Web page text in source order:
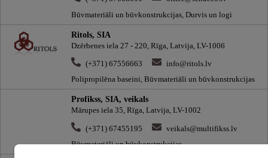
Būvmateriāli un būvkonstrukcijas, Durvis un logi
Ritols, SIA
Dzērbenes iela 27 - 220, Rīga, Latvija, LV-1006
(+371) 67556663
info@ritols.lv
Polipropilēna baseini, Būvmateriāli un būvkonstrukcijas
Profikss, SIA, veikals
Mārupes iela 35, Rīga, Latvija, LV-1002
(+371) 67455195
veikals@multifikss.lv
Būvmateriāli un būvkonstrukcijas